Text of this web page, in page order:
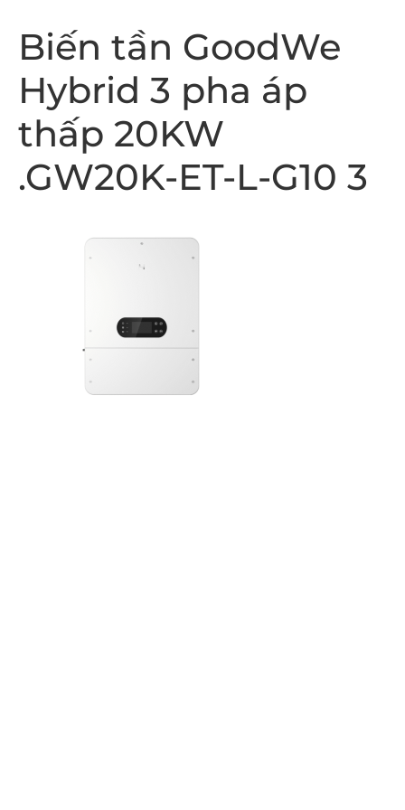
Biến tần GoodWe
Hybrid 3 pha áp
thấp 20KW
.GW20K-ET-L-G10 3